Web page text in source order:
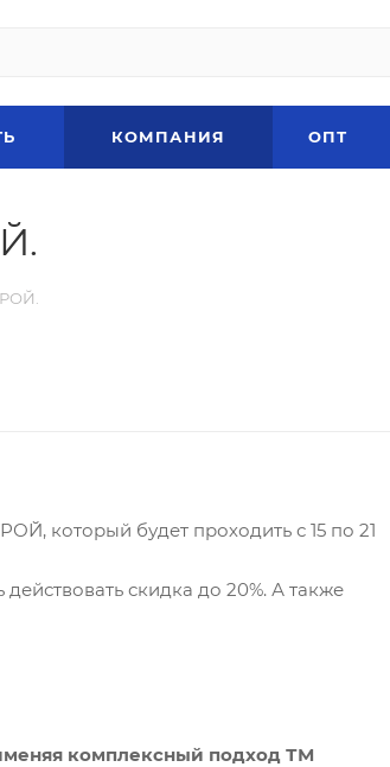
КОМПАНИЯ ОПТ
который будет проходить с 15 по 21
скидка до 20%. А также
комплексный подход ТМ